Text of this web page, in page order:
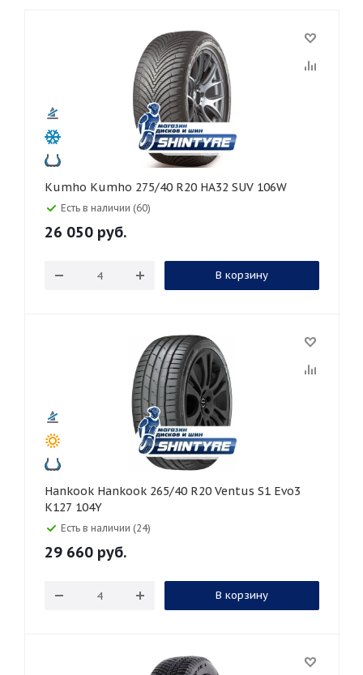
Kumho Kumho 275/40 R20 HA32 SUV 106W
Есть в наличии (60)
26 050 руб.
В корзину
Hankook Hankook 265/40 R20 Ventus S1 Evo3
K127 104Y
Есть в наличии (24)
29 660 руб.
В корзину